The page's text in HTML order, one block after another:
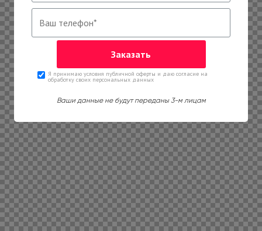
Я принимаю условия публичной оферты и даю согласие на
обработку своих персональных данных
Ваши данные не будут переданы 3-м лицам